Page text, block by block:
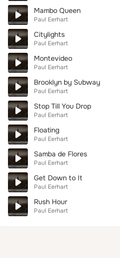
Mambo Queen
Paul Eerhart
Citylights
Paul Eerhart
Montevideo
Paul Eerhart
Brooklyn by Subway
Paul Eerhart
Stop Till You Drop
Paul Eerhart
Floating
Paul Eerhart
Samba de Flores
Paul Eerhart
Get Down to It
Paul Eerhart
Rush Hour
Paul Eerhart